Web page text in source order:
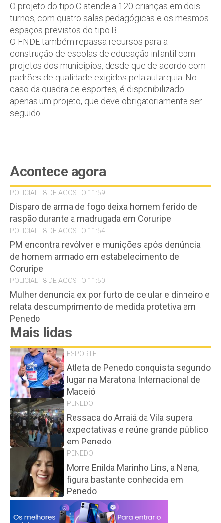
O projeto do tipo C atende a 120 crianças em dois
turnos, com quatro salas pedagógicas e os mesmos
espaços previstos do tipo B.
O FNDE também repassa recursos para a
construção de escolas de educação infantil com
projetos dos municípios, desde que de acordo com
padrões de qualidade exigidos pela autarquia. No
caso da quadra de esportes, é disponibilizado
apenas um projeto, que deve obrigatoriamente ser
seguido.
Acontece agora
POLICIAL - 8 DE AGOSTO 11:59
Disparo de arma de fogo deixa homem ferido de
raspão durante a madrugada em Coruripe
POLICIAL - 8 DE AGOSTO 11:54
PM encontra revólver e munições após denúncia
de homem armado em estabelecimento de
Coruripe
POLICIAL - 8 DE AGOSTO 11:50
Mulher denuncia ex por furto de celular e dinheiro e
relata descumprimento de medida protetiva em
Penedo
Mais lidas
ESPORTE
Atleta de Penedo conquista segundo
lugar na Maratona Internacional de
Maceió
PENEDO
Ressaca do Arraiá da Vila supera
expectativas e reúne grande público
em Penedo
PENEDO
Morre Enilda Marinho Lins, a Nena,
figura bastante conhecida em
Penedo